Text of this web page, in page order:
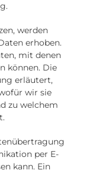
werden
erhoben.
mit denen
können. Die
erläutert,
wir sie
zu welchem
per E-
kann. Ein